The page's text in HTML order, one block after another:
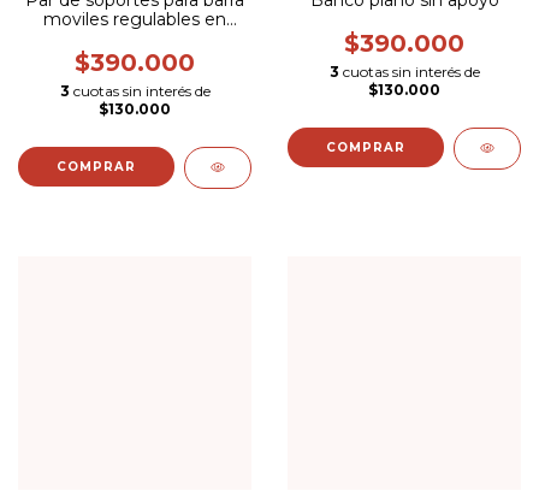
moviles regulables en
$390.000
3 cuotas sin interés de
$130.000
$390.000
3 cuotas sin interés de
$130.000